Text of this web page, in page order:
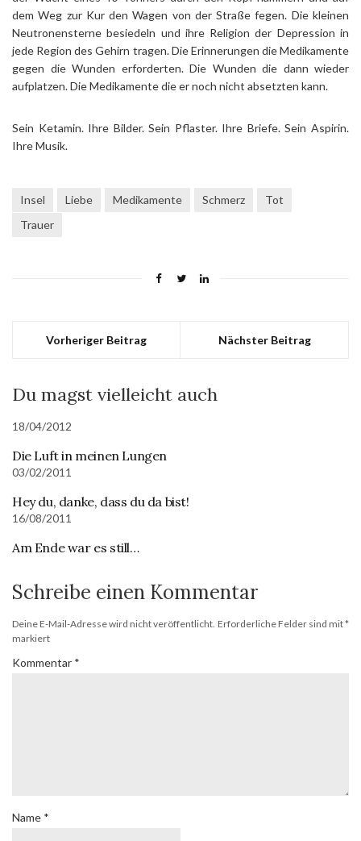
dem Weg zur Kur den Wagen von der Straße fegen. Die kleinen
Neutronensterne besiedeln und ihre Religion der Depression in
jede Region des Gehirn tragen. Die Erinnerungen die Medikamente
gegen die Wunden erforderten. Die Wunden die dann wieder
aufplatzen. Die Medikamente die er noch nicht absetzten kann.
Sein Ketamin. Ihre Bilder. Sein Pflaster. Ihre Briefe. Sein Aspirin.
Ihre Musik.
Insel Liebe Medikamente Schmerz
Tot
Trauer
Vorheriger Beitrag Nächster Beitrag
Du magst vielleicht auch
18/04/2012
Die Luft in meinen Lungen
03/02/2011
Hey du, danke, dass du da bist!
16/08/2011
Am Ende war es still…
Schreibe einen Kommentar
Deine E-Mail-Adresse wird nicht veröffentlicht. Erforderliche Felder sind mit*
markiert
Kommentar *
Name *